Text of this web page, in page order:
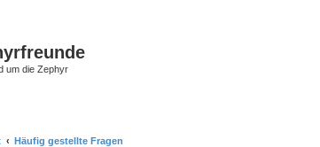
um die Zephyr
Häufig gestellte Fragen